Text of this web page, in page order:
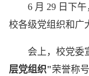
6 月 29 日下
校各级党组织和广
会上，校党委
层党组织"荣誉称